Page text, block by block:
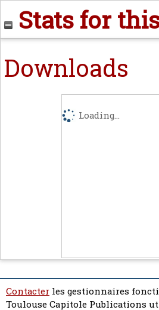
Stats for
Downloads
Loading...
Contacter les gestionnaires
Toulouse Capitole Publications